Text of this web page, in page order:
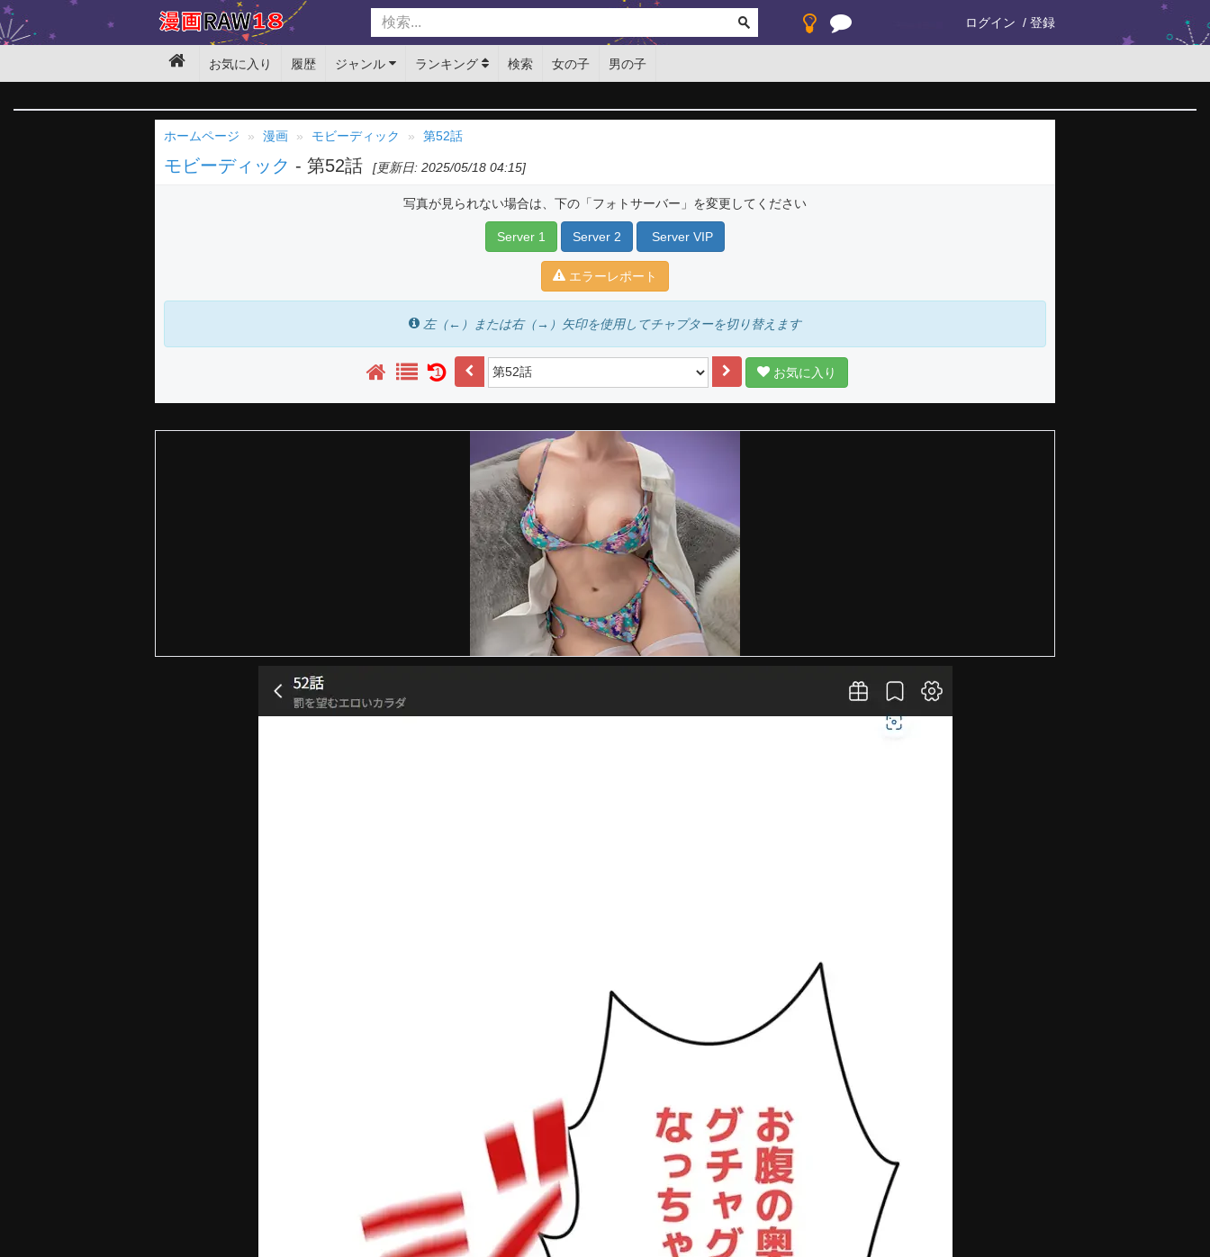
ログイン 登録
お気に入り 履歴 ジャンル ランキング 検索 女の子 男の子
ホームページ 漫画 モビーディック 第52話
モビーディック - 第52話 [更新日: 2025/05/18 04:15]
写真が見られない場合は、下の「フォトサーバー」を変更してください
Server 1 Server 2 Server VIP
エラーレポート
左（←）または右（→）矢印を使用してチャプターを切り替えます
1 お気に入り